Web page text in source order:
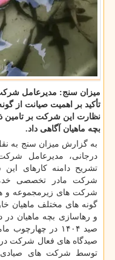
میزان سنج: مدیرعامل
تأکید بر اهمیت صیانت از
نظارت این شرکت بر تامین
بچه ماهیان آگاهی داد.
به گزارش میزان سنج به
درجانی، مدیرعامل
تشریح دامنه کارهای
شرکت مادر تخصصی
شرکت های زیرمجموعه و
گونه های مختلف ماهیان
و رهاسازی بچه ماهیان
صید ۱۴۰۴ در
صیدگاه های فعال شرکت
توسط شرکت های صیادی